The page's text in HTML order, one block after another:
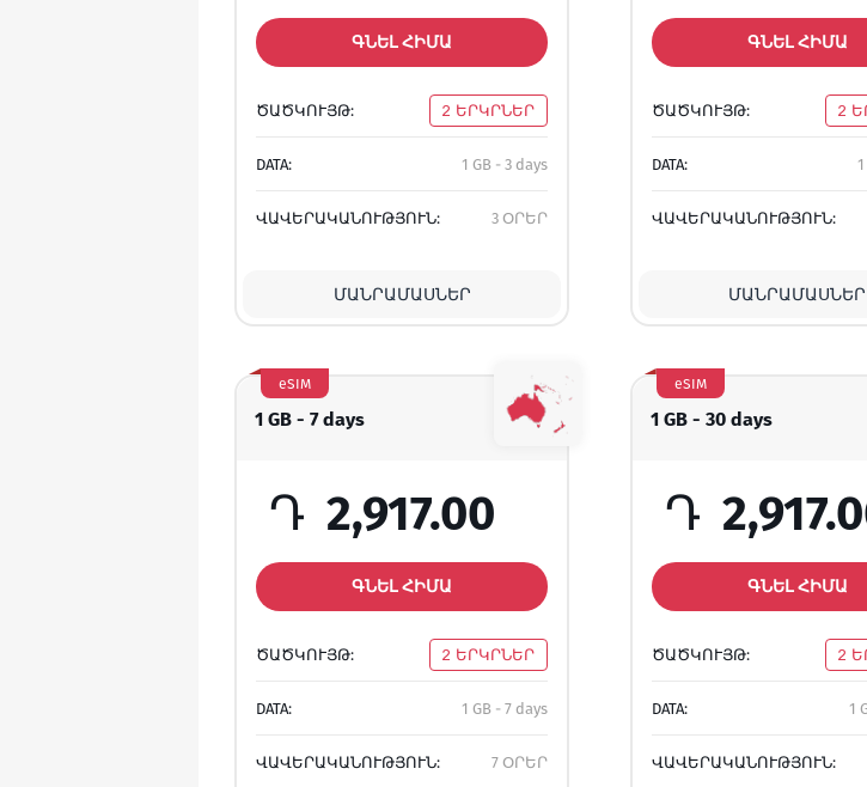
ԳՆԵԼ ՀԻՄԱ
ԾԱԾԿՈՒՅԹ: 2 ԵՐԿՐՆԵՐ
DATA: 1 GB - 3 days
ՎԱՎԵՐԱԿԱՆՈՒԹՅՈՒՆ: 3 ՕՐԵՐ
ՄԱՆՐԱՄԱՍՆԵՐ
ԳՆԵԼ ՀԻՄԱ
ԾԱԾԿՈՒՅԹ: 2
DATA:
ՎԱՎԵՐԱԿԱՆՈՒԹՅՈՒՆ:
ՄԱՆՐԱՄԱՍՆԵՐ
1 GB - 7 days
eSIM
Դ 2,917.00
ԳՆԵԼ ՀԻՄԱ
ԾԱԾԿՈՒՅԹ: 2 ԵՐԿՐՆԵՐ
DATA: 1 GB - 7 days
ՎԱՎԵՐԱԿԱՆՈՒԹՅՈՒՆ: 7 ՕՐԵՐ
1 GB - 30 days
eSIM
Դ
ԳՆԵԼ ՀԻՄԱ
ԾԱԾԿՈՒՅԹ: 2
DATA: 1
ՎԱՎԵՐԱԿԱՆՈՒԹՅՈՒՆ: